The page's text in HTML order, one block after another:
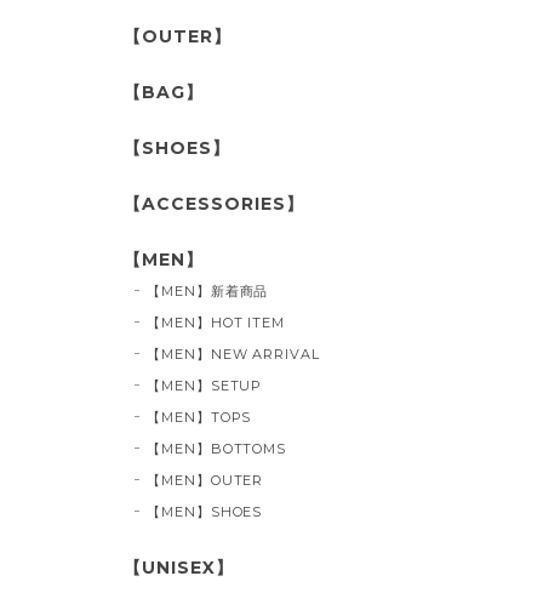
【OUTER】
【BAG】
【SHOES】
【ACCESSORIES】
【MEN】
【MEN】新着商品
【MEN】HOT ITEM
【MEN】NEW ARRIVAL
【MEN】SETUP
【MEN】TOPS
【MEN】BOTTOMS
【MEN】OUTER
【MEN】SHOES
【UNISEX】